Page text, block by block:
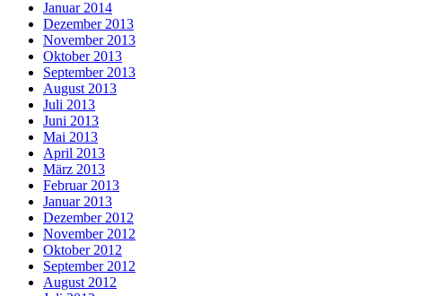
Januar 2014
Dezember 2013
November 2013
Oktober 2013
September 2013
August 2013
Juli 2013
Juni 2013
Mai 2013
April 2013
März 2013
Februar 2013
Januar 2013
Dezember 2012
November 2012
Oktober 2012
September 2012
August 2012